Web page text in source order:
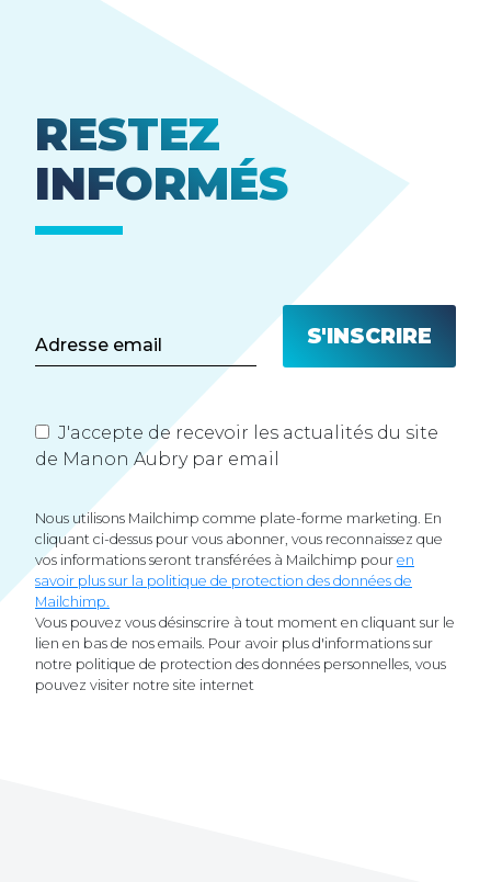
RESTEZ
INFORMÉS
J'accepte de recevoir les actualités du site
de Manon Aubry par email
Nous utilisons Mailchimp comme plate-forme marketing. En
cliquant ci-dessus pour vous abonner, vous reconnaissez que
vos informations seront transférées à Mailchimp pour en
savoir plus sur la politique de protection des données de
Mailchimp.
Vous pouvez vous désinscrire à tout moment en cliquant sur le
lien en bas de nos emails. Pour avoir plus d'informations sur
notre politique de protection des données personnelles, vous
pouvez visiter notre site internet